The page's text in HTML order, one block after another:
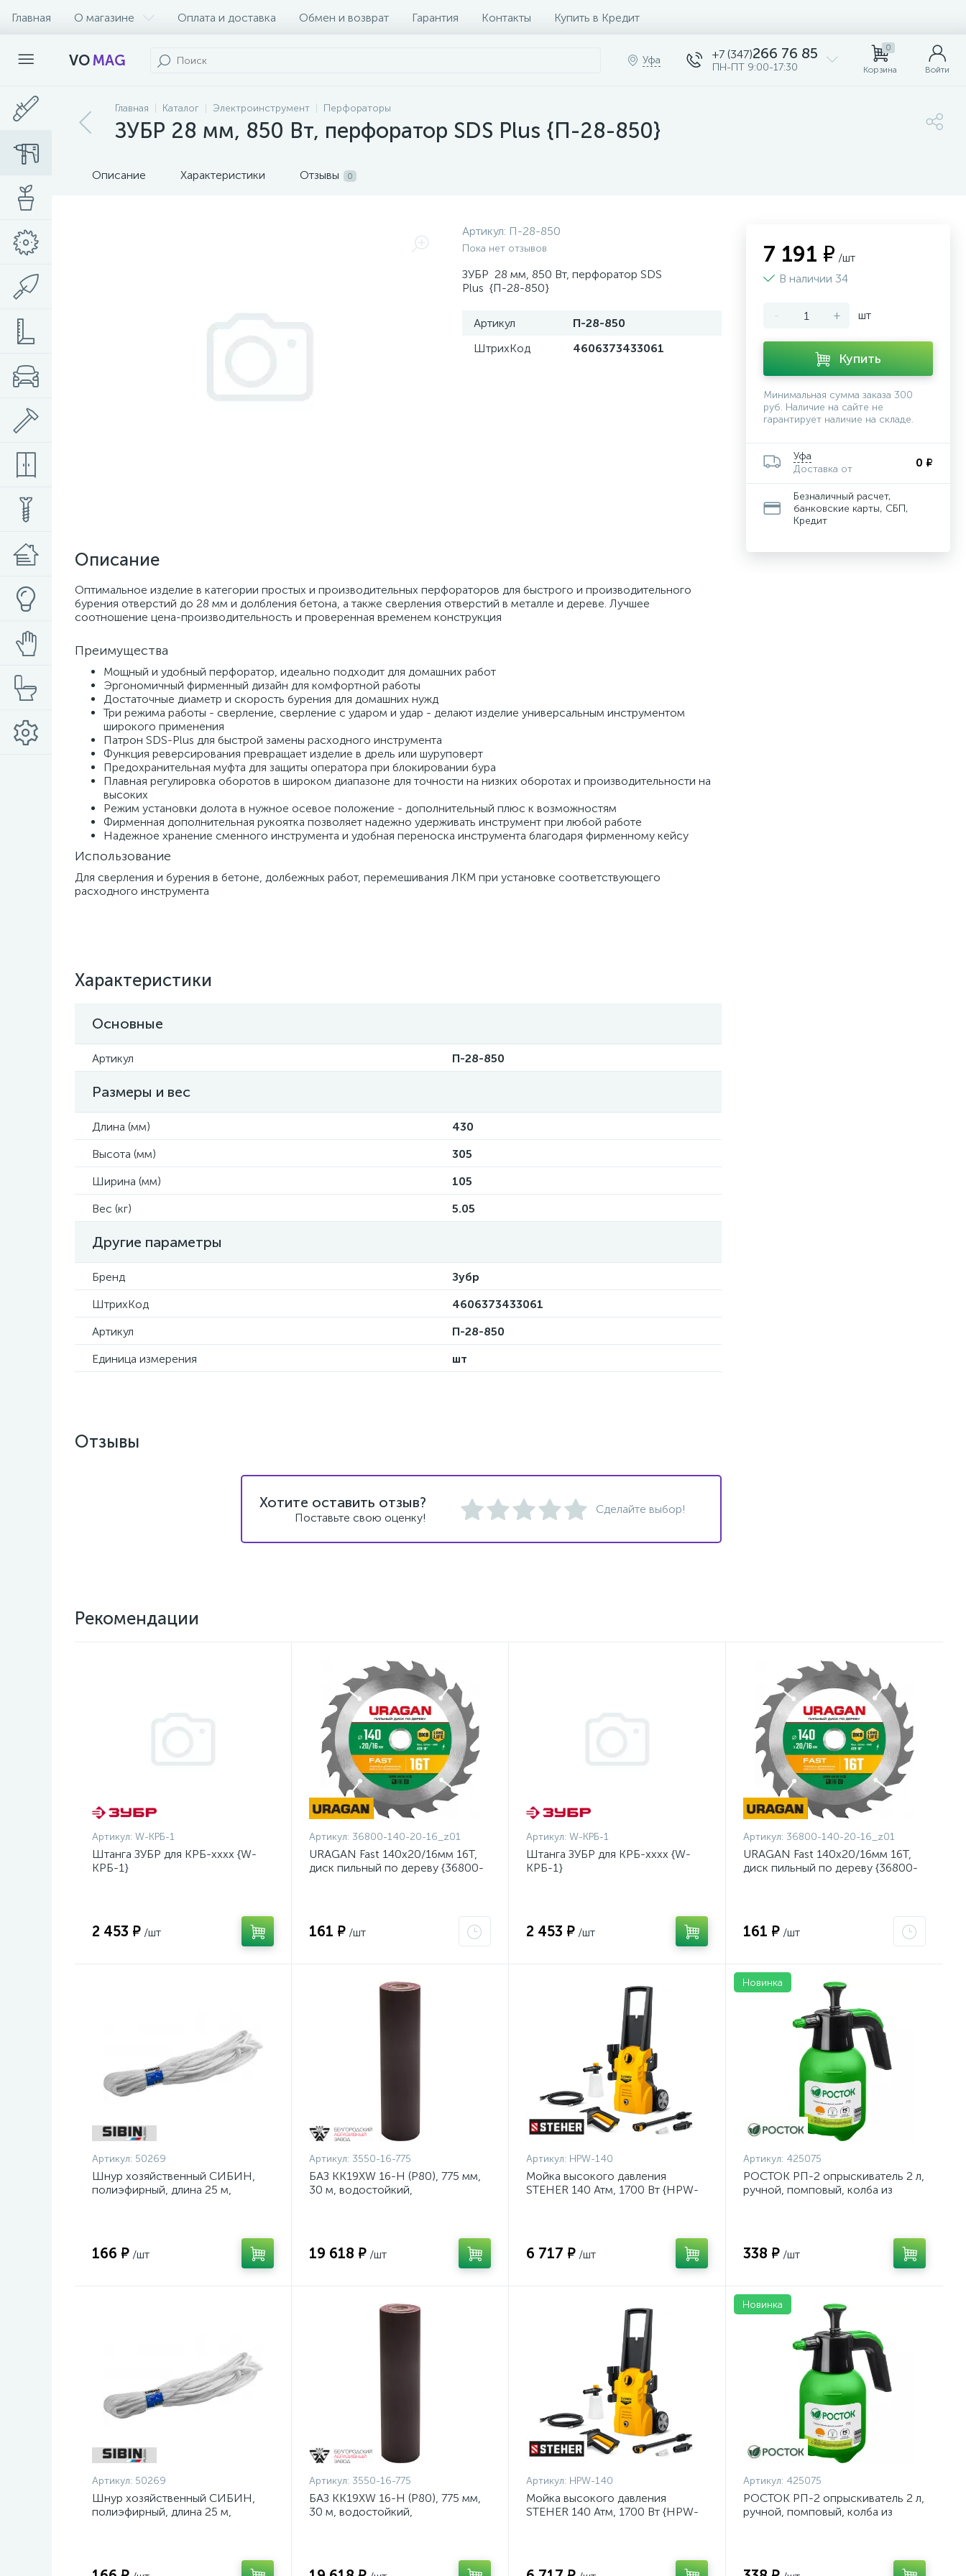
Главная О магазине Оплата и доставка Обмен и возврат Гарантия Контакты Купить в Кредит
VOMAG Уфа +7 (347)266 76 85
ПН-ПТ 9:00-17:30
0
Корзина Войти
Главная Каталог Электроинструмент Перфораторы
ЗУБР 28 мм, 850 Вт, перфоратор SDS Plus {П-28-850}
Описание Характеристики Отзывы 0
Артикул: П-28-850
Пока нет отзывов
ЗУБР 28 мм, 850 Вт, перфоратор SDS
Plus {П-28-850}
Артикул
П-28-850
ШтрихКод
4606373433061
Описание
Оптимальное изделие в категории простых и производительных перфораторов для быстрого и производительного
бурения отверстий до 28 мм и долбления бетона, а также сверления отверстий в металле и дереве. Лучшее
соотношение цена-производительность и проверенная временем конструкция
Преимущества
Мощный и удобный перфоратор, идеально подходит для домашних работ
Эргономичный фирменный дизайн для комфортной работы
Достаточные диаметр и скорость бурения для домашних нужд
Три режима работы - сверление, сверление с ударом и удар - делают изделие универсальным инструментом
широкого применения
Патрон SDS-Plus для быстрой замены расходного инструмента
Функция реверсирования превращает изделие в дрель или шуруповерт
Предохранительная муфта для защиты оператора при блокировании бура
Плавная регулировка оборотов в широком диапазоне для точности на низких оборотах и производительности на
высоких
Режим установки долота в нужное осевое положение - дополнительный плюс к возможностям
Фирменная дополнительная рукоятка позволяет надежно удерживать инструмент при любой работе
Надежное хранение сменного инструмента и удобная переноска инструмента благодаря фирменному кейсу
Использование
Для сверления и бурения в бетоне, долбежных работ, перемешивания ЛКМ при установке соответствующего
расходного инструмента
Характеристики
Основные
Артикул П-28-850
Размеры и вес
Длина (мм)
430
Высота (мм)
305
Ширина (мм)
105
Вес (кг)
5.05
Другие параметры
Бренд
Зубр
ШтрихКод
4606373433061
Артикул
П-28-850
Единица измерения
шт
7 191 ₽ /шт
В наличии 34
- + шт
Купить
Минимальная сумма заказа 300
руб. Наличие на сайте не
гарантирует наличие на складе.
Уфа
Доставка от
0 ₽
Безналичный расчет,
банковские карты, СБП,
Кредит
Отзывы
Хотите оставить отзыв?
Поставьте свою оценку!
Сделайте выбор!
Рекомендации
Артикул: W-КРБ-1
Штанга ЗУБР для КРБ-хххх {W-
КРБ-1}
2 453 ₽ /шт
Артикул: 36800-140-20-16_z01
URAGAN Fast 140x20/16мм 16Т,
диск пильный по дереву {36800-
161 ₽ /шт
Артикул: W-КРБ-1
Штанга ЗУБР для КРБ-хххх {W-
КРБ-1}
2 453 ₽ /шт
Артикул: 36800-140-20-16_z01
URAGAN Fast 140x20/16мм 16Т,
диск пильный по дереву {36800-
161 ₽ /шт
Артикул: 50269
Шнур хозяйственный СИБИН,
полиэфирный, длина 25 м,
166 ₽ /шт
Артикул: 3550-16-775
БАЗ KK19XW 16-H (Р80), 775 мм,
30 м, водостойкий,
19 618 ₽ /шт
Артикул: HPW-140
Мойка высокого давления
STEHER 140 Атм, 1700 Вт {HPW-
6 717 ₽ /шт
Новинка
Артикул: 425075
РОСТОК РП-2 опрыскиватель 2 л,
ручной, помповый, колба из
338 ₽ /шт
Артикул: 50269
Шнур хозяйственный СИБИН,
полиэфирный, длина 25 м,
Артикул: 3550-16-775
БАЗ KK19XW 16-H (Р80), 775 мм,
30 м, водостойкий,
Артикул: HPW-140
Мойка высокого давления
STEHER 140 Атм, 1700 Вт {HPW-
Новинка
Артикул: 425075
РОСТОК РП-2 опрыскиватель 2 л,
ручной, помповый, колба из